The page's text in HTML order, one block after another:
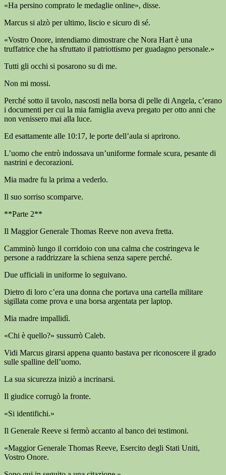
«Ha persino comprato le medaglie online», disse.
Marcus si alzò per ultimo, liscio e sicuro di sé.
«Vostro Onore, intendiamo dimostrare che Nora Hart è una
truffatrice che ha sfruttato il patriottismo per guadagno personale.»
Tutti gli occhi si posarono su di me.
Non mi mossi.
Perché sotto il tavolo, nascosti nella borsa di pelle di Angela, c’erano
i documenti per cui la mia famiglia aveva pregato per otto anni che
non venissero mai alla luce.
Ed esattamente alle 10:17, le porte dell’aula si aprirono.
L’uomo che entrò indossava un’uniforme formale scura, pesante di
nastrini e decorazioni.
Mia madre fu la prima a vederlo.
Il suo sorriso scomparve.
**Parte 2**
Il Maggior Generale Thomas Reeve non aveva fretta.
Camminò lungo il corridoio con una calma che costringeva le
persone a raddrizzare la schiena senza sapere perché.
Due ufficiali in uniforme lo seguivano.
Dietro di loro c’era una donna che portava una cartella militare
sigillata come prova e una borsa argentata per laptop.
Mia madre impallidì.
«Chi è quello?» sussurrò Caleb.
Vidi Marcus girarsi appena quanto bastava per riconoscere il grado
sulle spalline dell’uomo.
La sua sicurezza iniziò a incrinarsi.
Il giudice corrugò la fronte.
«Si identifichi.»
Il Generale Reeve si fermò accanto al banco dei testimoni.
«Maggior Generale Thomas Reeve, Esercito degli Stati Uniti,
Vostro Onore.